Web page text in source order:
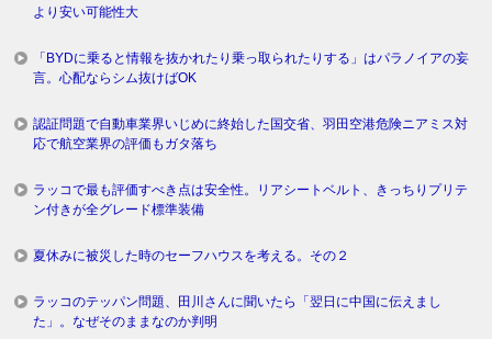
より安い可能性大
「BYDに乗ると情報を抜かれたり乗っ取られたりする」はパラノイアの妄
言。心配ならシム抜けばOK
認証問題で自動車業界いじめに終始した国交省、羽田空港危険ニアミス対
応で航空業界の評価もガタ落ち
ラッコで最も評価すべき点は安全性。リアシートベルト、きっちりプリテ
ン付きが全グレード標準装備
夏休みに被災した時のセーフハウスを考える。その２
ラッコのテッパン問題、田川さんに聞いたら「翌日に中国に伝えまし
た」。なぜそのままなのか判明